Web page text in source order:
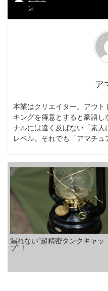
ン
ア
本業はクリエイター。アウト
キングを得意とすると豪語し
ナルには遠く及ばない「素
レベル。それでも「アマチュ
漏れない”超精密タンクキャッ
プ”！